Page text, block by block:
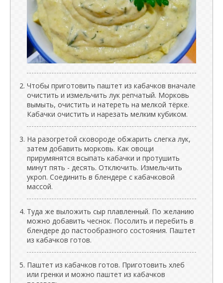
Чтобы приготовить паштет из кабачков вначале
очистить и измельчить лук репчатый. Морковь
вымыть, очистить и натереть на мелкой тёрке.
Кабачки очистить и нарезать мелким кубиком.
На разогретой сковороде обжарить слегка лук,
затем добавить морковь. Как овощи
прирумянятся всыпать кабачки и протушить
минут пять - десять. Отключить. Измельчить
укроп. Соединить в блендере с кабачковой
массой.
Туда же выложить сыр плавленный. По желанию
можно добавить чеснок. Посолить и перебить в
блендере до пастообразного состояния. Паштет
из кабачков готов.
Паштет из кабачков готов. Приготовить хлеб
или гренки и можно паштет из кабачков